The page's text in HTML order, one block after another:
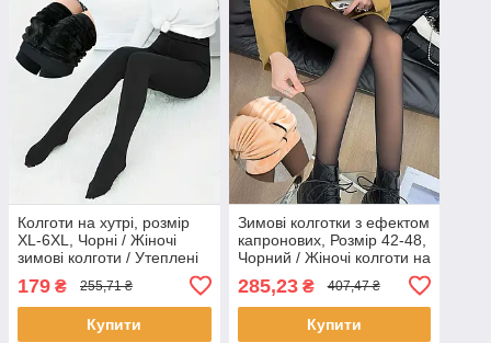
Колготи на хутрі, розмір
XL-6XL, Чорні / Жіночі
зимові колготи / Утеплені
179 ₴ 255,71 ₴
Купити
Зимові колготки з ефектом
капронових, Розмір 42-48,
Чорний / Жіночі колготи на
теплі
285,23₴ 407,47 ₴
Купити